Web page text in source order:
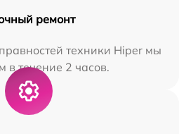
ремонт
техники Hiper мы
в течение 2 часов.